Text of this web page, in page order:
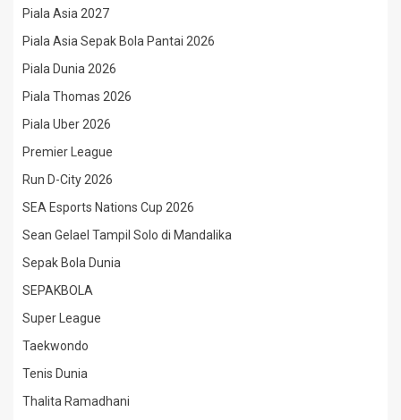
Piala Asia 2027
Piala Asia Sepak Bola Pantai 2026
Piala Dunia 2026
Piala Thomas 2026
Piala Uber 2026
Premier League
Run D-City 2026
SEA Esports Nations Cup 2026
Sean Gelael Tampil Solo di Mandalika
Sepak Bola Dunia
SEPAKBOLA
Super League
Taekwondo
Tenis Dunia
Thalita Ramadhani